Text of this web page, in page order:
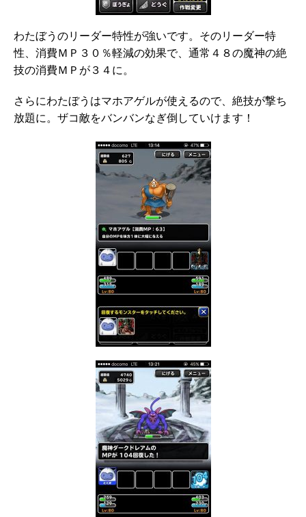
わたぼうのリーダー特性が強いです。そのリーダー特
性、消費ＭＰ３０％軽減の効果で、通常４８の魔神の絶
技の消費ＭＰが３４に。
さらにわたぼうはマホアゲルが使えるので、絶技が撃ち
放題に。ザコ敵をバンバンなぎ倒していけます！